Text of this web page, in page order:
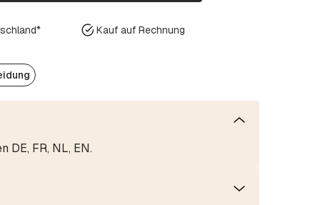
Kauf auf Rechnung
DE, FR, NL, EN.